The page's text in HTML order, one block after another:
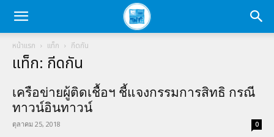
หน้าแรก แท็ก กีดกัน
แท็ก: กีดกัน
เครือข่ายผู้ติดเชื้อฯ ชี้แจงกรรมการสิทธิ กรณี
ทาวน์อินทาวน์
ตุลาคม 25, 2018 0